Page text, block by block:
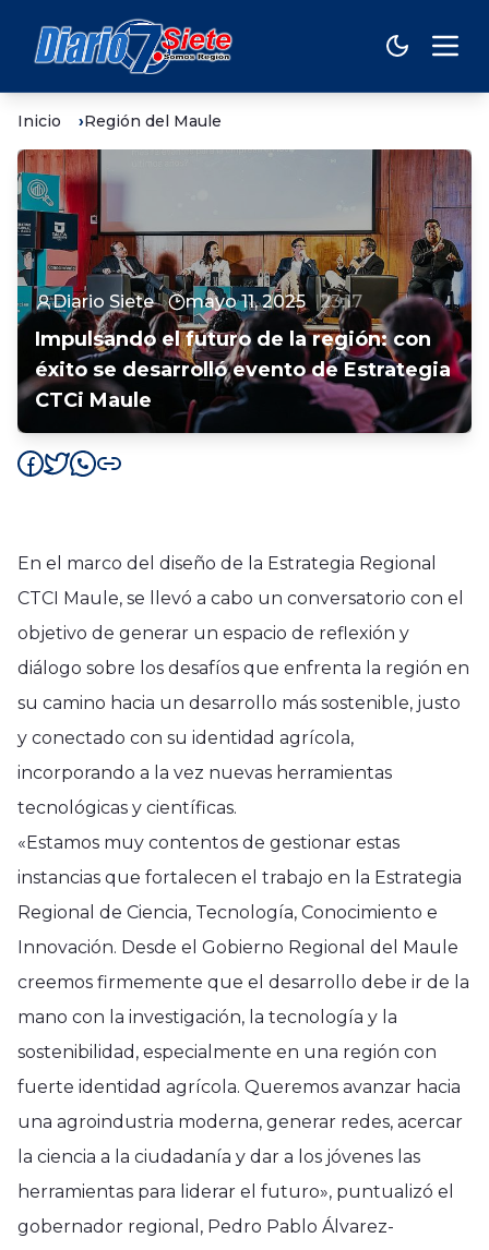
Inicio Región del Maule
Diario Siete mayo 11, 2025 23:17
Impulsando el futuro de la región: con
éxito se desarrolló evento de Estrategia
CTCi Maule
En el marco del diseño de la Estrategia Regional
CTCI Maule, se llevó a cabo un conversatorio con el
objetivo de generar un espacio de reflexión y
diálogo sobre los desafíos que enfrenta la región en
su camino hacia un desarrollo más sostenible, justo
y conectado con su identidad agrícola,
incorporando a la vez nuevas herramientas
tecnológicas y científicas.
«Estamos muy contentos de gestionar estas
instancias que fortalecen el trabajo en la Estrategia
Regional de Ciencia, Tecnología, Conocimiento e
Innovación. Desde el Gobierno Regional del Maule
creemos firmemente que el desarrollo debe ir de la
mano con la investigación, la tecnología y la
sostenibilidad, especialmente en una región con
fuerte identidad agrícola. Queremos avanzar hacia
una agroindustria moderna, generar redes, acercar
la ciencia a la ciudadanía y dar a los jóvenes las
herramientas para liderar el futuro», puntualizó el
gobernador regional, Pedro Pablo Álvarez-